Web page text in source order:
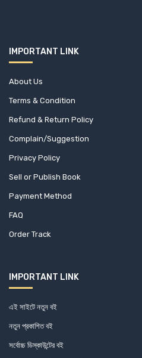
IMPORTANT LINK
About Us
Terms & Condition
Refund & Return Policy
Complain/Suggestion
Privacy Policy
Sell or Publish Book
Payment Method
FAQ
Order Track
IMPORTANT LINK
এই সাইটে নতুন বই
নতুন প্রকাশিত বই
সর্বোচ্চ ডিস্কাউন্টের বই